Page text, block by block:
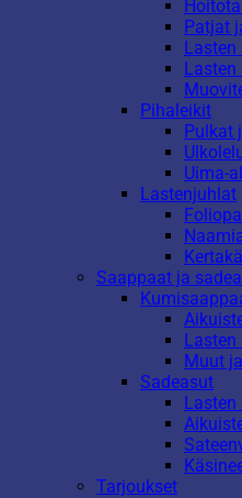
Patjat
Lasten
Pihaleikit
Pulkat
Uima-
Lastenjuhlat
Saappaat ja
Muut
Sadeasut
Lasten
Tarjoukset